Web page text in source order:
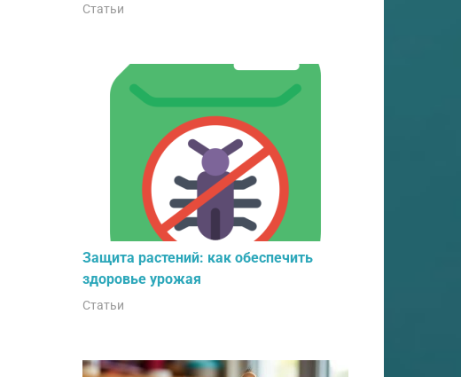
Статьи
Защита растений: как обеспечить
здоровье урожая
Статьи